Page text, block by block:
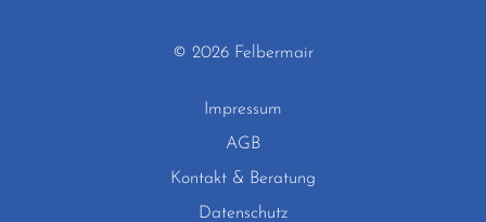
© 2026 Felbermair
Impressum
AGB
Kontakt & Beratung
Datenschutz